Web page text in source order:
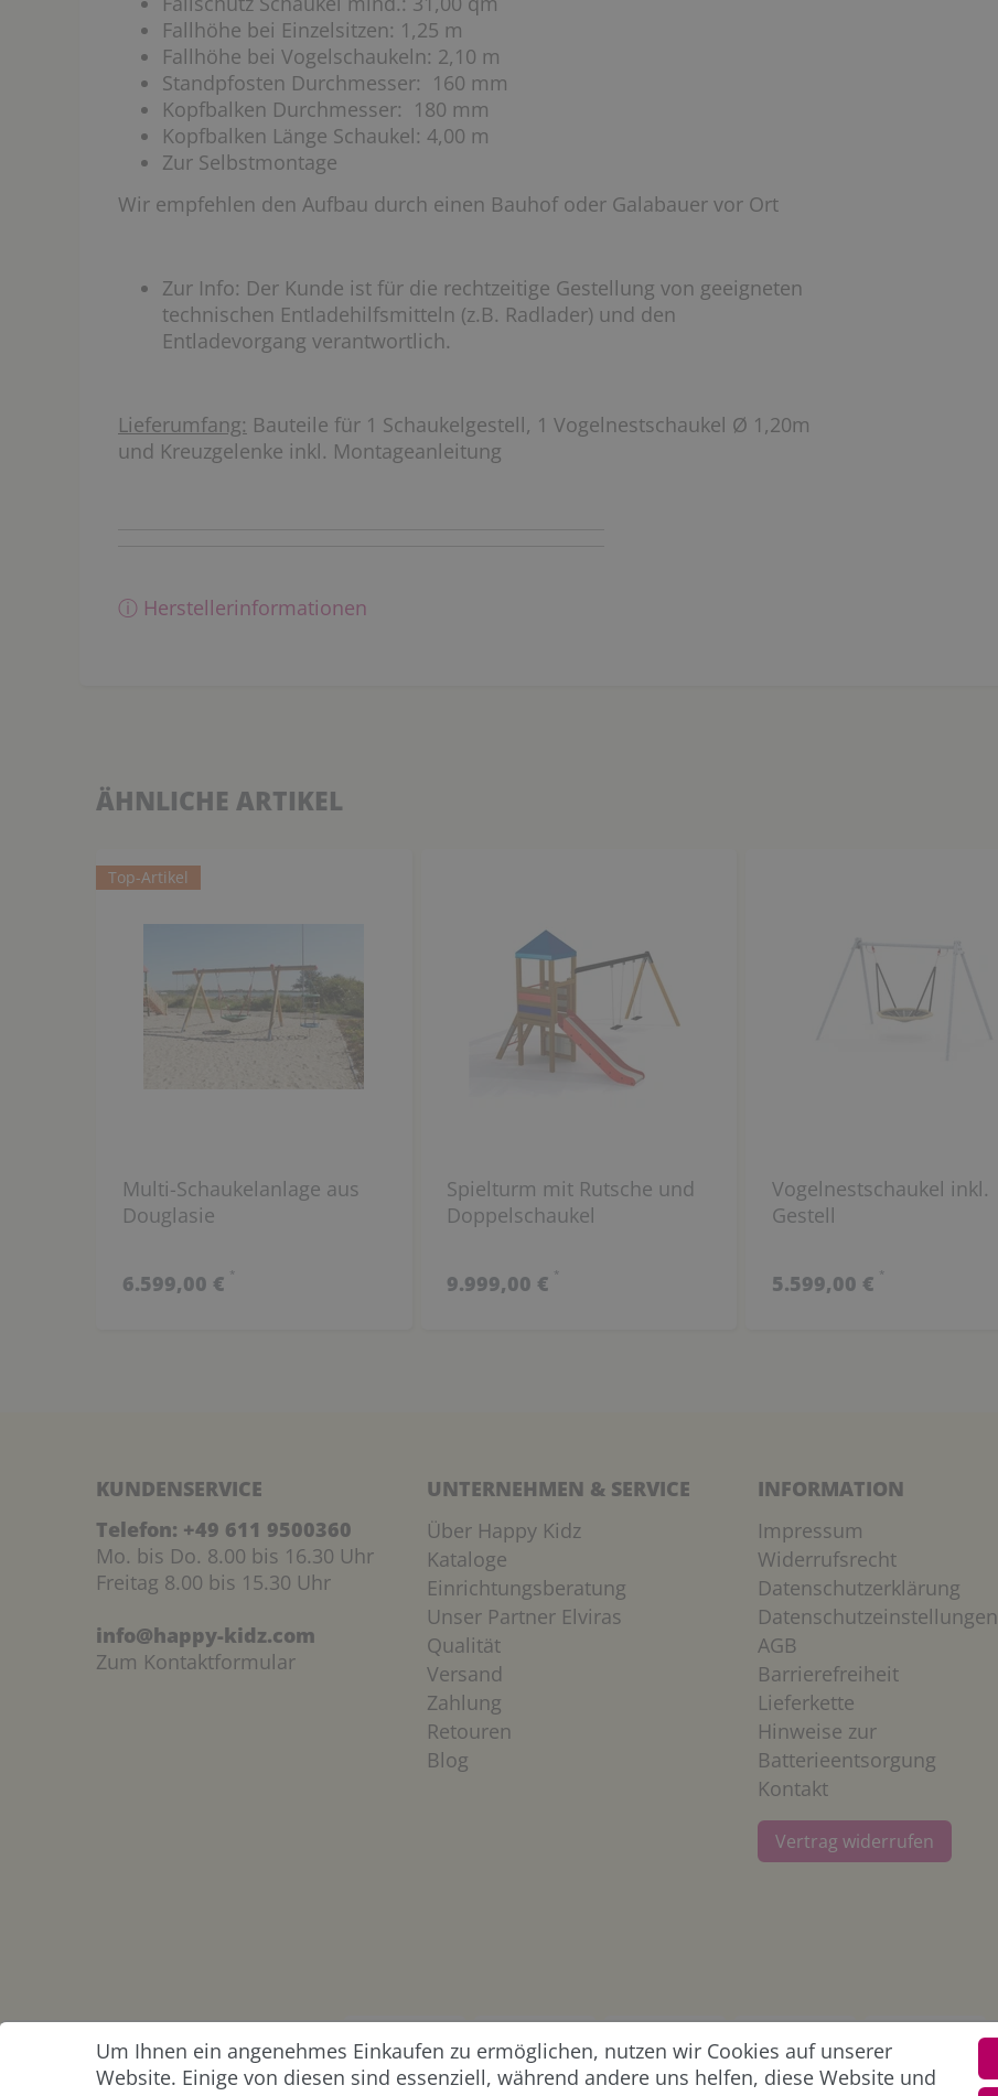
Fallhöhe bei Einzelsitzen: 1,25 m
Fallhöhe bei Vogelschaukeln: 2,10 m
Standpfosten Durchmesser: 160 mm
Kopfbalken Durchmesser: 180 mm
Kopfbalken Länge Schaukel: 4,00 m
Zur Selbstmontage
Wir empfehlen den Aufbau durch einen Bauhof oder Galabauer vor Ort
Zur Info: Der Kunde ist für die rechtzeitige Gestellung von geeigneten
technischen Entladehilfsmitteln (z.B. Radlader) und den
Entladevorgang verantwortlich.
Lieferumfang: Bauteile für 1 Schaukelgestell, 1 Vogelnestschaukel Ø 1,20m
und Kreuzgelenke inkl. Montageanleitung
ⓘ Herstellerinformationen
ÄHNLICHE ARTIKEL
Top-Artikel
Multi-Schaukelanlage aus
Douglasie
6.599,00 € *
Spielturm mit Rutsche und
Doppelschaukel
9.999,00 € *
Vogelnestschaukel inkl.
Gestell
5.599,00 € *
KUNDENSERVICE
Telefon: +49 611 9500360
Mo. bis Do. 8.00 bis 16.30 Uhr
Freitag 8.00 bis 15.30 Uhr
info@happy-kidz.com
Zum Kontaktformular
UNTERNEHMEN & SERVICE
Über Happy Kidz
Kataloge
Einrichtungsberatung
Unser Partner Elviras
Qualität
Versand
Zahlung
Retouren
Blog
INFORMATION
Impressum
Widerrufsrecht
Datenschutzerklärung
Datenschutzeinstellungen
AGB
Barrierefreiheit
Lieferkette
Hinweise zur
Batterieentsorgung
Kontakt
Vertrag widerrufen
ZAHLUNG &
VERSAND
Um Ihnen ein angenehmes Einkaufen zu ermöglichen, nutzen wir Cookies auf unserer
Website. Einige von diesen sind essenziell, während andere uns helfen, diese Website und